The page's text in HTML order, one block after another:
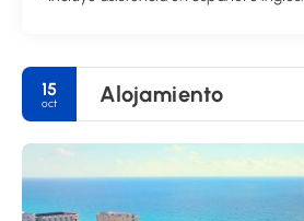
15
oct Alojamiento